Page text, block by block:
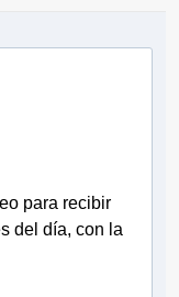
para recibir
del día, con la